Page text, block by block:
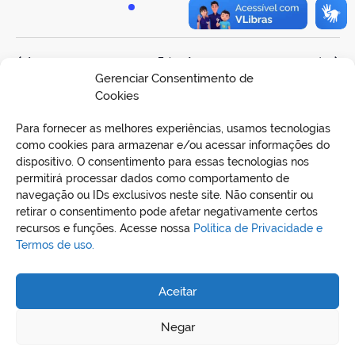
Gerenciar Consentimento de
Cookies
Para fornecer as melhores experiências, usamos tecnologias
como cookies para armazenar e/ou acessar informações do
dispositivo. O consentimento para essas tecnologias nos
permitirá processar dados como comportamento de
navegação ou IDs exclusivos neste site. Não consentir ou
retirar o consentimento pode afetar negativamente certos
recursos e funções. Acesse nossa Política de Privacidade e
Termos de uso.
Aceitar
Negar
evento,
evento, evento, evento,
evento,
fev Este mês abr